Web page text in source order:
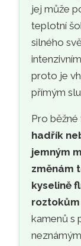
jej může
teplotní
silného
proto je
přímým
Pro
hadřík
jemným
změnám
kyselině
kamenů s